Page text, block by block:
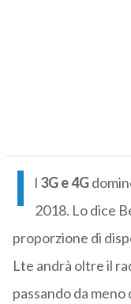
I l 3G e 4G
2018. Lo dice
proporzione di
Lte andrà oltre il
passando da meno